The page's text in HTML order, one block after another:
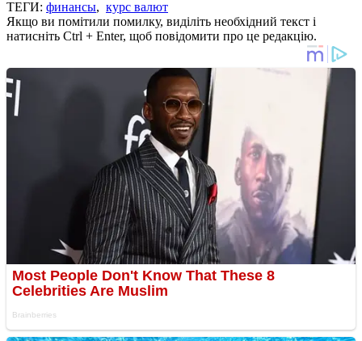
ТЕГИ: финансы, курс валют
Якщо ви помітили помилку, виділіть необхідний текст і
натисніть Ctrl + Enter, щоб повідомити про це редакцію.